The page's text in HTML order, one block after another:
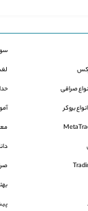
صرافی
بروکر
معرفی